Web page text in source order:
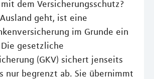
dem Versicherungsschutz?
geht, ist eine
im Grunde ein
gesetzliche
(GKV) sichert jenseits
nur begrenzt ab. Sie übernimmt